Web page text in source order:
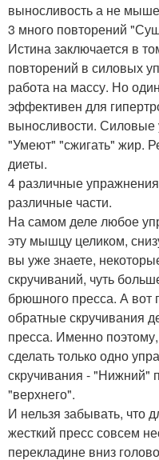
выносливость а не
3 много повторений
Истина заключается в
повторений в силовых
работа на массу. Но
эффективен для
выносливости. Силовые
"Умеют" "сжигать" жир.
диеты.
4 различные
различные части.
На самом деле любое
эту мышцу целиком,
вы уже знаете,
скручиваний, чуть
брюшного пресса. А вот
обратные скручивания
пресса. Именно
сделать только одно
скручивания - "Нижний"
"верхнего".
И нельзя забывать, что
жесткий пресс совсем
перекладине вниз